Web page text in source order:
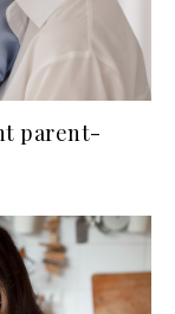
parent-